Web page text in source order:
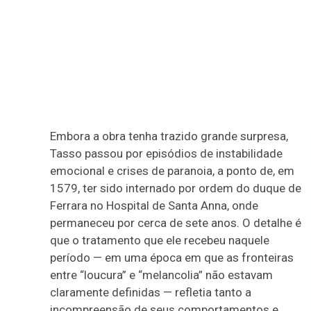
Embora a obra tenha trazido grande surpresa,
Tasso passou por episódios de instabilidade
emocional e crises de paranoia, a ponto de, em
1579, ter sido internado por ordem do duque de
Ferrara no Hospital de Santa Anna, onde
permaneceu por cerca de sete anos. O detalhe é
que o tratamento que ele recebeu naquele
período — em uma época em que as fronteiras
entre “loucura” e “melancolia” não estavam
claramente definidas — refletia tanto a